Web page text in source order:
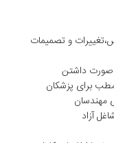
اخذ ویزای نروژ،
قرار داده است و
نروژ ارائه شده است.
ثبت نام ویزای نروژ و
پاسخگوی هر گونه
تنها کافی است
تراول به شماره
و تصمیمات
صورت داشتن
مطب برای پزشکان
مهندسان
آزاد